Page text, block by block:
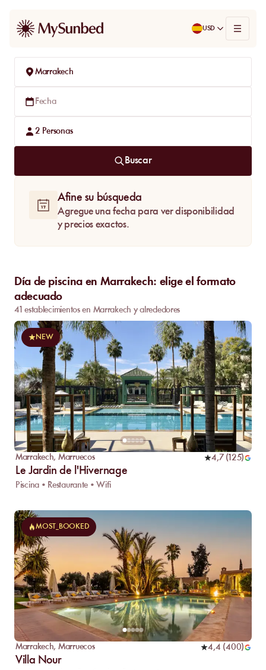
USD
Marrakech
Fecha
2 Personas
Buscar
Afine su búsqueda
Agregue una fecha para ver disponibilidad
y precios exactos.
Día de piscina en Marrakech: elige el formato
adecuado
41 establecimientos en Marrakech y alrededores
NEW
Marrakech, Marruecos 4,7(125)
Le Jardin de l'Hivernage
Piscina • Restaurante • Wifi
MOST_BOOKED
Marrakech, Marruecos 4,4 (400)
Villa Nour